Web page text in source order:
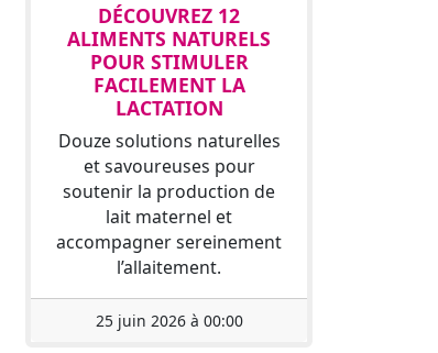
DÉCOUVREZ 12
ALIMENTS NATURELS
POUR STIMULER
FACILEMENT LA
LACTATION
Douze solutions naturelles
et savoureuses pour
soutenir la production de
lait maternel et
accompagner sereinement
l’allaitement.
25 juin 2026 à 00:00